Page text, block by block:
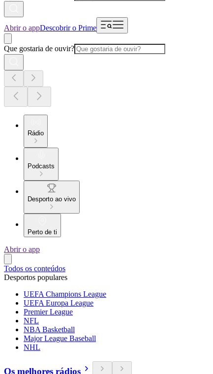
Abrir o appDescobrir o Prime
Que gostaria de ouvir?
Rádio
Podcasts
Desporto ao vivo
Perto de ti
Abrir o app
Todos os conteúdos
Desportos populares
UEFA Champions League
UEFA Europa League
Premier League
NFL
NBA Basketball
Major League Baseball
NHL
Os melhores rádios